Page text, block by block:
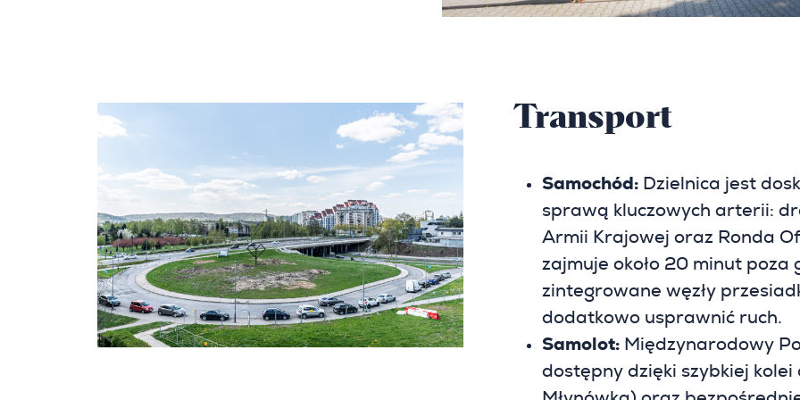
Transport
Samochód: Dzielnica jest
sprawą kluczowych arterii:
Armii Krajowej oraz Ronda
zajmuje około 20 minut
zintegrowane węzły
dodatkowo usprawnić ruch.
Samolot: Międzynarodowy
dostępny dzięki szybkiej